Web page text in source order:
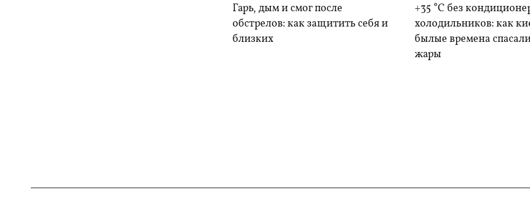
Гарь, дым и смог после
обстрелов: как защитить себя и
близких
+35 °C без
холодильников: как
былые времена
жары